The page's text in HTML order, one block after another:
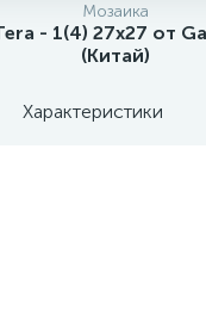
Мозаика
- 1(4) 27x27 от
(Китай)
Характеристики